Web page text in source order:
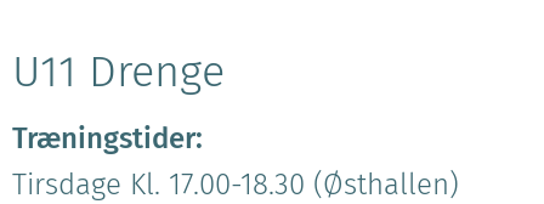
U11 Drenge
Træningstider:
Tirsdage Kl. 17.00-18.30 (Østhallen)